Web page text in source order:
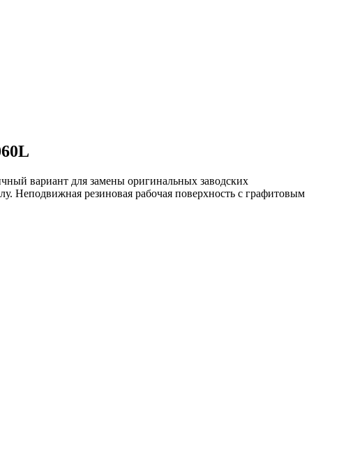
вариант для замены оригинальных заводских
Неподвижная резиновая рабочая поверхность с графитовым